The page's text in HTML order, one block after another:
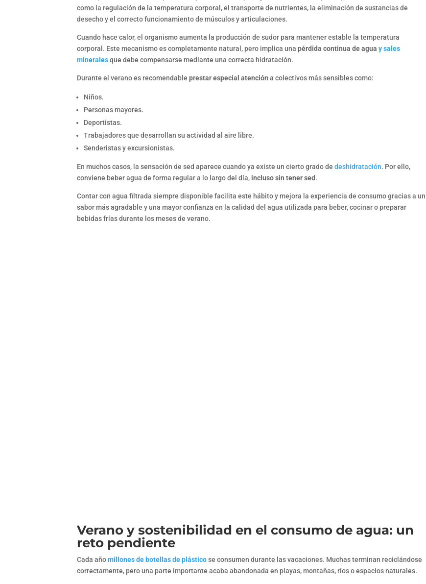
como la regulación de la temperatura corporal, el transporte de nutrientes, la eliminación de sustancias de
desecho y el correcto funcionamiento de músculos y articulaciones.
Cuando hace calor, el organismo aumenta la producción de sudor para mantener estable la temperatura
corporal. Este mecanismo es completamente natural, pero implica unapérdida continua de aguay sales
mineralesque debe compensarse mediante una correcta hidratación.
Durante el verano es recomendableprestar especial atención a colectivos más sensibles como:
Niños.
Personas mayores.
Deportistas.
Trabajadores que desarrollan su actividad al aire libre.
Senderistas y excursionistas.
En muchos casos, la sensación de sed aparece cuando ya existe un cierto grado dedeshidratación. Por ello,
conviene beber agua de forma regular a lo largo del día, incluso sin tener sed.
Contar con agua filtrada siempre disponible facilita este hábito y mejora la experiencia de consumo gracias a un
sabor más agradable y una mayor confianza en la calidad del agua utilizada para beber, cocinar o preparar
bebidas frías durante los meses de verano.
Verano y sostenibilidad en el consumo de agua: un
reto pendiente
Cada añomillones de botellas de plásticose consumen durante las vacaciones. Muchas terminan reciclándose
correctamente, pero una parte importante acaba abandonada en playas, montañas, ríos o espacios naturales.